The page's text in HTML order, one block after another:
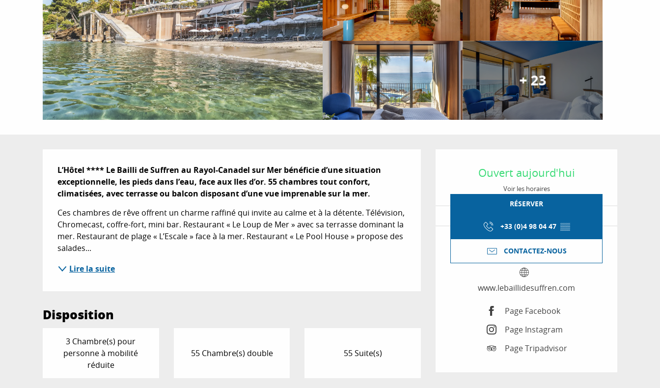
+ 23
Ouverture et
Ouvert aujourd'hui
Voir les horaires
RÉSERVER
+33 (0)4 98 04 47 ▒▒
CONTACTEZ-NOUS
www.lebaillidesuffren.com
Page Facebook
Page Instagram
Page Tripadvisor
Description
L’Hôtel **** Le Bailli de Suffren au Rayol-Canadel sur Mer bénéficie d’une situation
exceptionnelle, les pieds dans l’eau, face aux Iles d’or. 55 chambres tout confort,
climatisées, avec terrasse ou balcon disposant d’une vue imprenable sur la mer.
Ces chambres de rêve offrent un charme raffiné qui invite au calme et à la détente. Télévision,
Chromecast, coffre-fort, mini bar. Restaurant « Le Loup de Mer » avec sa terrasse dominant la
mer. Restaurant de plage « L’Escale » face à la mer. Restaurant « Le Pool House » propose des
salades...
Lire la suite
Disposition
3 Chambre(s) pour
personne à mobilité
réduite
55 Chambre(s) double 55 Suite(s)